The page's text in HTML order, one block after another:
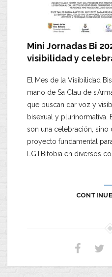
Mini Jornadas Bi
visibilidad y
​El Mes de la Visibilidad
mano de Sa Clau de
que buscan dar voz y
bisexual y plurinormativa.
son una celebración, sino
proyecto fundamental
LGTBifobia en diversos